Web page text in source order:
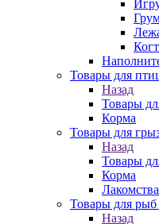
Товары для
Назад
Товары
Корма
Товары для
Назад
Товары
Корма
Лакомства
Товары для
Назад